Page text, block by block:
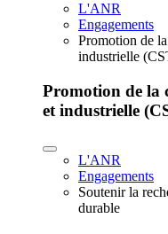
L'ANR
Engagements
Promotion de
industrielle
Promotion de la
et industrielle
L'ANR
Engagements
Soutenir la
durable